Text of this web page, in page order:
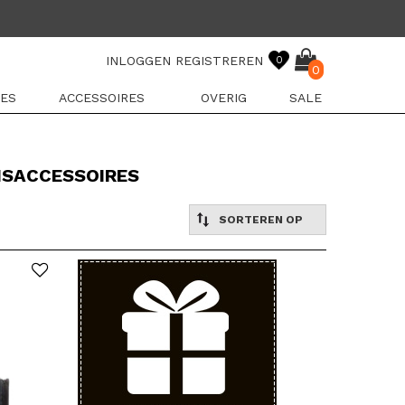
INLOGGEN REGISTREREN 0
0
ACCESSOIRES OVERIG SALE
SORTEREN OP